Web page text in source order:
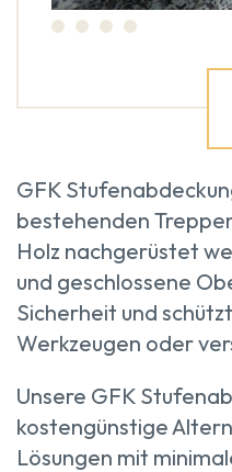
GFK
bestehenden
Holz nachgerüstet
und geschlossene
Sicherheit und
Werkzeugen oder
Unsere GFK
kostengünstige
Lösungen mit